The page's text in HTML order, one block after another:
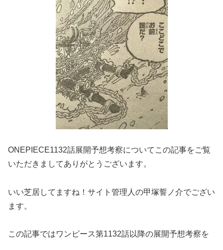
ONEPIECE1132話展開予想考察についてこの記事をご覧
いただきましてありがとうございます。
いい芝居してますね！サイト管理人の甲塚誓ノ介でござい
ます。
この記事ではワンピース第1132話以降の展開予想考察を